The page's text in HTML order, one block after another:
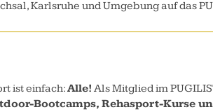
Karlsruhe und Umgebung auf das
ist einfach:Alle! Als Mitglied im
Bootcamps, Rehasport-Kurse